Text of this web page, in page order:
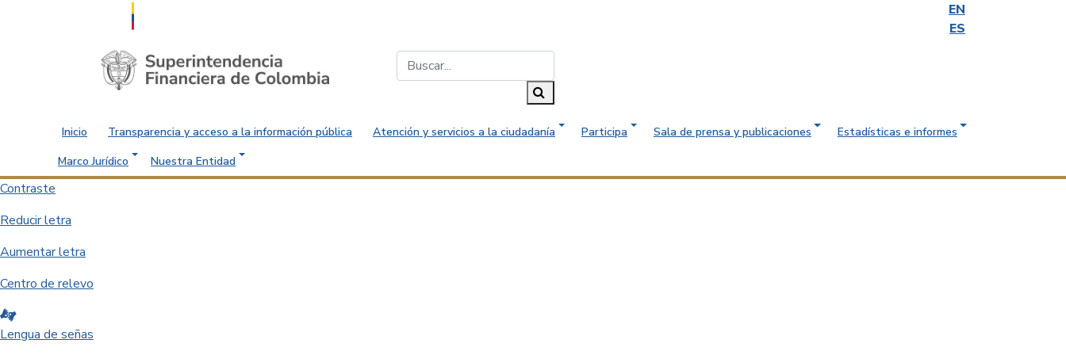
EN
ES
Saltar al contenido principal
Inicio Transparencia y acceso a la información pública Atención y servicios a la ciudadanía Participa Sala de prensa y publicaciones
Estadísticas e informes
Marco Jurídico
Nuestra Entidad
Contraste
Reducir letra
Aumentar letra
Centro de relevo
Lengua de señas